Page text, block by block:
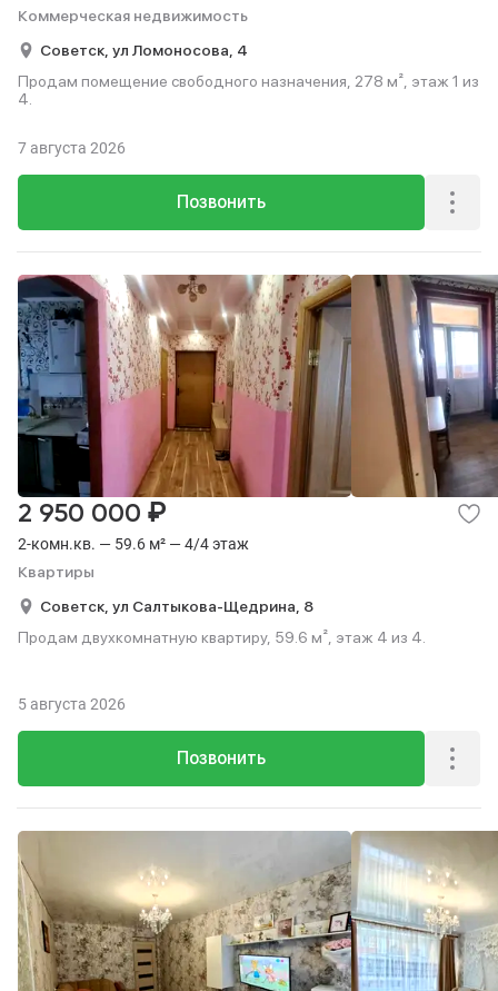
Коммерческая недвижимость
Советск, ул Ломоносова, 4
Продам помещение свободного назначения, 278 м², этаж 1 из
4.
Позвонить
7 августа 2026
2-комн.кв. — 59.6 м² — 4/4 этаж
Квартиры
2 950 000 ₽
Советск, ул Салтыкова-Щедрина, 8
Продам двухкомнатную квартиру, 59.6 м², этаж 4 из 4.
Позвонить
5 августа 2026